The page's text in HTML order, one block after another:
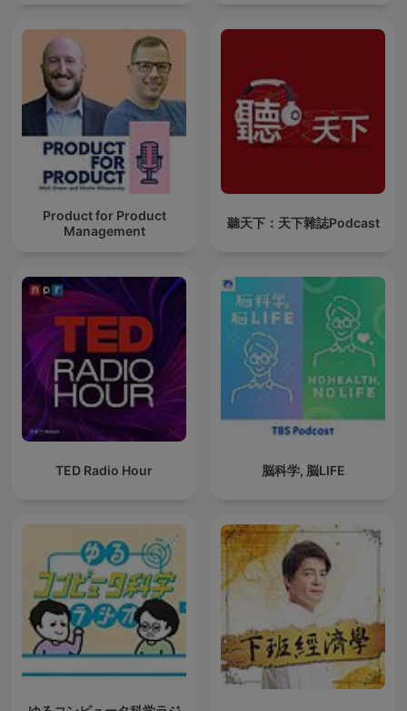
Product for Product
Management
聽天下：天下雜誌Podcast
TED Radio Hour 脳科学, 脳LIFE